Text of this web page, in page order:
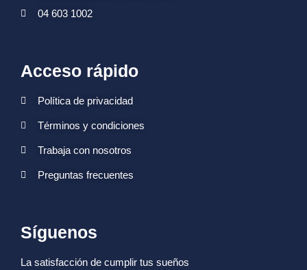
04 603 1002
Acceso rápido
Política de privacidad
Términos y condiciones
Trabaja con nosotros
Preguntas frecuentes
Síguenos
La satisfacción de cumplir tus sueños